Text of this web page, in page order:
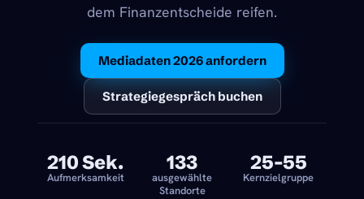
dem Finanzentscheide reifen.
Mediadaten 2026 anfordern
Strategiegespräch buchen
210 Sek.
Aufmerksamkeit
133
ausgewählte
Standorte
25–55
Kernzielgruppe